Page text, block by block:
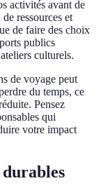
activités avant de
ressources et
de faire des choix
publics
culturels.
de voyage peut
du temps, ce
Pensez
qui
votre impact
durables